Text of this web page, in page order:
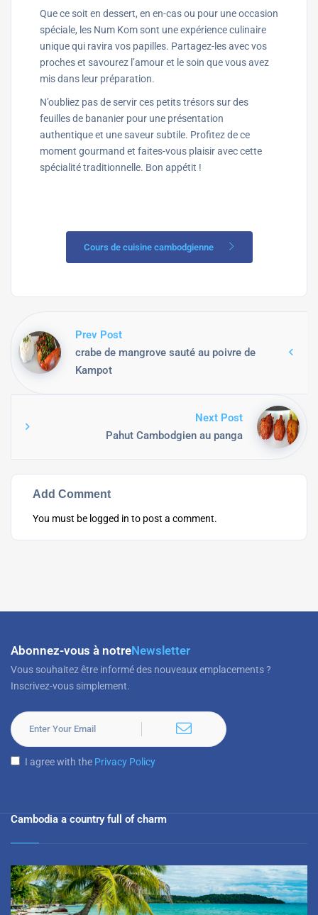
Que ce soit en dessert, en en-cas ou pour une occasion
spéciale, les Num Kom sont une expérience culinaire
unique qui ravira vos papilles. Partagez-les avec vos
proches et savourez l’amour et le soin que vous avez
mis dans leur préparation.
N’oubliez pas de servir ces petits trésors sur des
feuilles de bananier pour une présentation
authentique et une saveur subtile. Profitez de ce
moment gourmand et faites-vous plaisir avec cette
spécialité traditionnelle. Bon appétit !
Cours de cuisine cambodgienne
Prev Post
crabe de mangrove sauté au poivre de
Kampot
Next Post
Pahut Cambodgien au panga
Add Comment
You must be logged in to post a comment.
Abonnez-vous à notreNewsletter
Vous souhaitez être informé des nouveaux emplacements ?
Inscrivez-vous simplement.
I agree with the Privacy Policy
Cambodia a country full of charm